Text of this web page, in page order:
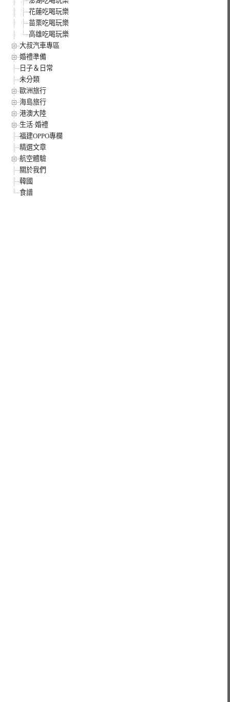
花蓮吃喝玩樂
苗栗吃喝玩樂
高雄吃喝玩樂
大叔汽車專區
婚禮準備
日子＆日常
未分類
歐洲旅行
海島旅行
港澳大陸
生活·婚禮
福建OPPO專欄
精選文章
航空體驗
關於我們
韓國
食譜